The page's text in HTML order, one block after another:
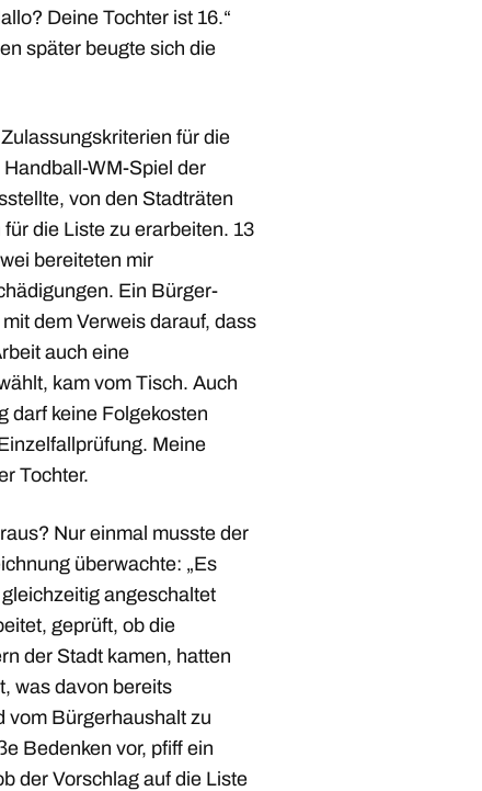
Deine Tochter ist 16.“
später beugte sich die
für die
WM-Spiel der
von den Stadträten
die Liste zu erarbeiten. 13
bereiteten mir
Ein Bürger-
dem Verweis darauf, dass
auch eine
kam vom Tisch. Auch
darf keine Folgekosten
Meine
Tochter.
Nur einmal musste der
überwachte: „Es
angeschaltet
geprüft, ob die
der Stadt kamen, hatten
was davon bereits
vom Bürgerhaushalt zu
Bedenken vor, pfiff ein
der Vorschlag auf die Liste